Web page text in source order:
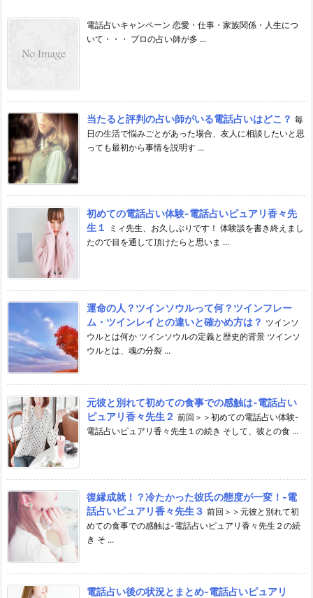
電話占いキャンペーン 恋愛・仕事・家族関係・人生につ
いて・・・ プロの占い師が多 ...
当たると評判の占い師がいる電話占いはどこ？ 毎
日の生活で悩みごとがあった場合、友人に相談したいと思
っても最初から事情を説明す ...
初めての電話占い体験-電話占いピュアリ香々先
生１
ミィ先生、お久しぶりです！ 体験談を書き終えまし
たので目を通して頂けたらと思いま ...
運命の人？ツインソウルって何？ツインフレー
ム・ツインレイとの違いと確かめ方は？ ツインソ
ウルとは何か ツインソウルの定義と歴史的背景 ツインソ
ウルとは、魂の分裂 ...
元彼と別れて初めての食事での感触は-電話占い
ピュアリ香々先生２ 前回＞＞初めての電話占い体験-
電話占いピュアリ香々先生１の続き そして、彼との食 ...
復縁成就！？冷たかった彼氏の態度が一変！-電
話占いピュアリ香々先生３ 前回＞＞元彼と別れて初
めての食事での感触は-電話占いピュアリ香々先生２の続
き そ ...
電話占い後の状況とまとめ-電話占いピュアリ